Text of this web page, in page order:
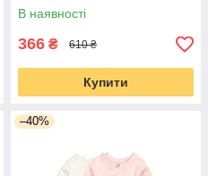
В наявності
366 ₴ 610 ₴
Купити
–40%